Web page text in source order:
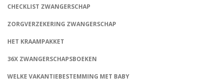
CHECKLIST ZWANGERSCHAP
ZORGVERZEKERING ZWANGERSCHAP
HET KRAAMPAKKET
36X ZWANGERSCHAPSBOEKEN
WELKE VAKANTIEBESTEMMING MET BABY